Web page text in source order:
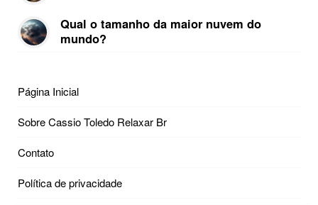
Qual o tamanho da maior nuvem do
mundo?
Página Inicial
Sobre Cassio Toledo Relaxar Br
Contato
Política de privacidade